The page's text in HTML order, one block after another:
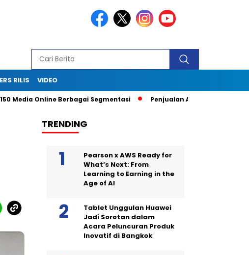
RILIS VIDEO
Online Berbagai Segmentasi Penjualan Anjlok, Coca Cola Tutup
TRENDING
Pearson x AWS Ready for
What’s Next: From
Learning to Earning in the
Age of AI
Tablet Unggulan Huawei
Jadi Sorotan dalam
Acara Peluncuran Produk
Inovatif di Bangkok